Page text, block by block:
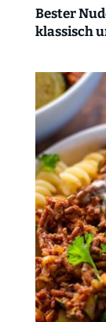
Bester
klassisch